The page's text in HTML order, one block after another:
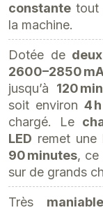
constante tout
la machine.
Dotée de
2600–2850
jusqu’à 120
soit environ 4
chargé. Le
LED remet une
90 minutes, ce
sur de grands
Très